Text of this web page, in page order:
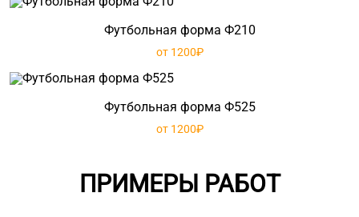
Футбольная форма Ф210
от 1200₽
Футбольная форма Ф525
от 1200₽
ПРИМЕРЫ РАБОТ